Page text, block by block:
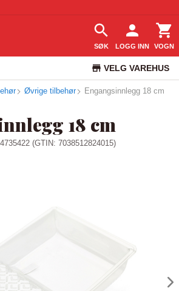
SØK LOGG INN VOGN
VELG VAREHUS
KUNDESERVICE
Øvrige tilbehør Engangsinnlegg 18 cm
18 cm
(GTIN: 7038512824015)